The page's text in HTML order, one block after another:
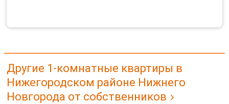
Другие 1-комнатные квартиры в
Нижегородском районе Нижнего
Новгорода от собственников